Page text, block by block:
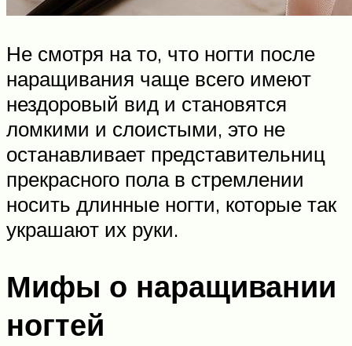
Не смотря на то, что ногти после
наращивания чаще всего имеют
нездоровый вид и становятся
ломкими и слоистыми, это не
останавливает представительниц
прекрасного пола в стремлении
носить длинные ногти, которые так
украшают их руки.
Мифы о наращивании
ногтей